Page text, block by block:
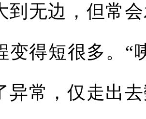
到无边，但常
变得短很多。“
异常，仅走出